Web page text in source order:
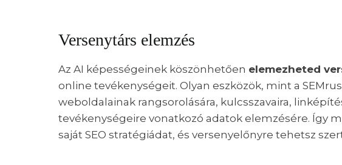
Versenytárs elemzés
Az AI képességeinek köszönhetően elemezheted
online tevékenységeit. Olyan eszközök, mint a
weboldalainak rangsorolására, kulcsszavaira,
tevékenységeire vonatkozó adatok elemzésére. Így
saját SEO stratégiádat, és versenyelőnyre tehetsz